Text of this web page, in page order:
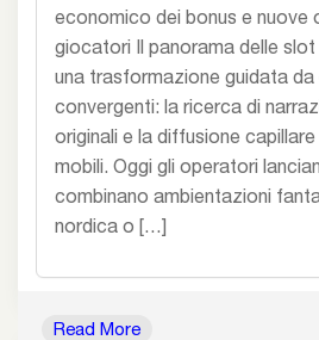
economico dei bonus e nuove
giocatori Il panorama delle
una trasformazione guidata
convergenti: la ricerca di
originali e la diffusione
mobili. Oggi gli operatori
combinano ambientazioni
nordica o […]
Read More